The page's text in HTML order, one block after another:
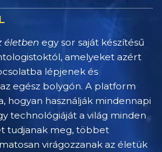
életben egy sor saját készítésű
amelyeket azért
lépjenek és
egész bolygón. A platform
hogyan használják mindennapi
technológiáját a világ minden
tudjanak meg, többet
virágozzanak az életük